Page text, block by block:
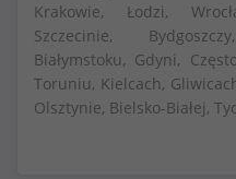
Krakowie, Łodzi,
Szczecinie,
Białymstoku, Gdyni,
Toruniu, Kielcach,
Olsztynie, Bielsko-Białej,